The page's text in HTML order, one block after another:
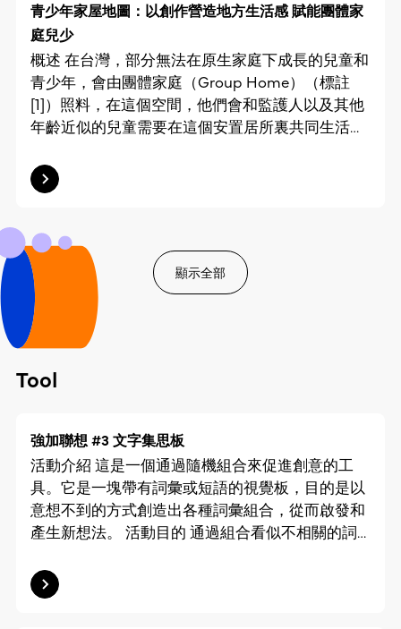
解決辦法，並回應來自當地社區的憂慮。雖然這些
設計意念未落實，但也為不少非政府組織對當時嶄
新的房屋措施有所啓發。 成果 J.C.DIS和專業顧問
團隊在三個行動項目中總結了在規劃、設計和實行
的建議及指導原則，作為加速供應「過渡性社會房
屋」的參考。當中原則包括：（1）功能實用原則；
適切宜居原則；（5）鄰里包容原則；（6）社區共
融原則；（7）凝聚努力原則；（8）可持續原則；
2020年，J.C.DISI公開發表行動項目報告，供社會
各界參考。這也引起不少對發展「過渡性社會房
屋」感興趣的社會服務機構主動接觸。其中，香港
仔坊會（AKA）更以前聖公會赤柱小學選址，申請
政府資助以營運過渡性社會房屋。由此可見，此行
動項目有助引起社會關注，並促進更多跨界別人士
和機構合作推動「過渡性社會房屋」這項當時嶄新
的房屋措施。 以下將詳細介紹選址在前聖公會赤
用，透過利用支援設施改造課室為過渡性社會房
屋，以及令項目融入鄰近社區的規劃和設計考慮。
過程 靈感 在2018年宣佈推出的「過渡性社會房
屋」是打破傳統公私營房屋二元劃分的創新房屋類
型。透過為公屋輪候冊上的申請者提供適合和穩定
的居所，舒緩迫切的住屋壓力，亦幫助有需要人士
恢復和改善生活。 面對這項創新的房屋措施，被
政府寄予厚望的非政府組織和社會企業，在房屋項
使用的可能性。該程式在內部測試階段中亦達成預
期效果。為了配合不同持份者的使用習慣和需要，
程式共設有三個用家介面，供長者、義工、機構使
用。長者能輕易使用程式配對義工為他們完成日常
雜務，例如上門剪髮、代購、清潔家居等。義工群
亦有一個更有系統和效率的聯絡平台，清晰記錄每
的活動通知，記錄和追蹤長者和義工的情況。 過程
區有超過上萬名長者居於100條村中，人口密度低
又遠離市區，加上社區設施及服務有限，長者難以
輕易接觸義工和得到支援，無疑增加了照顧者的負
擔。此外，過往中心安排活動時，因通訊應用程式
的限制，在通知和管理大量義工參加活動時面對溝
向，J.C.DISI再舉行了多次工作坊，收集長者、照顧
絡相關義工，輕易追蹤服務並在必要時作出跟進的
一站式數碼平台。 構想 過程中，設計團隊在版面
設計方面投放許多心思，以滿足長者、義工和機構
員工三大使用者的需求。「夾得嚟」其中一個主要
用家是主居於西貢鄉郊的長者，他們對圖像的理解
以年青用家為主的應用程式，介面有多種顏色、按
鈕位置不一、功能多樣化等，由於年青人早已養成
青少年家屋地圖：以創作營造地方生活感 賦能團體家
庭兒少
概述 在台灣，部分無法在原生家庭下成長的兒童和
青少年，會由團體家庭（Group Home）（標註
[1]）照料，在這個空間，他們會和監護人以及其他
年齡近似的兒童需要在這個安置居所裏共同生活。
少年為主要服務對象，每戶家庭安置最多四名服務
使用者，為他們提供個別化和小型化的照顧服務
服務使用者的表達能力和心智發展需求來設計照顧
服務。 就著這個社會議題，位於臺中舊城區的社會
設計事務所 —— 好伴社計在2022年10月啓動「青
少年家屋地圖」項目，希望透過創作深化團體家庭
服務使用者與當地社區的情感連結。 成果 「青少
年家屋地圖」項目為約四名在團體家庭生活的兒童
和青少年（下稱參與項目的兒少）提供服務，目的
在於打開參加者的心扉，亦向團體家庭示範如何利
產生聯繫和融入當地。 在「地方生活想像家」成果
展示會中，參與項目的兒少接受舊城印象地圖系列
課程後，以圖像方法記錄他們對社區的情感和記
憶，也側面反映他們對社區的需求。爲此，「青少
年家屋地圖」項目成功獲得延展項目機會，將兒童
「家屋改造空間」計劃。 過程 靈感 「青少年家屋
地圖」項目的靈感來源自一名負責團體家庭工作的
顯示全部
Tool
強加聯想 #3 文字集思板
活動介紹 這是一個通過隨機組合來促進創意的工
具。它是一塊帶有詞彙或短語的視覺板，目的是以
意想不到的方式創造出各種詞彙組合，從而啟發和
產生新想法。 活動目的 通過組合看似不相關的詞
繫，從而激發創意。該工具強調數量而非質量，讓
學生無壓力地在短時間內產生多個想法，是一個有